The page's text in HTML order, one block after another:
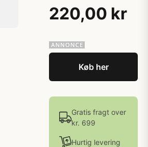
220,00 kr
Køb her
Gratis fragt over
kr. 699
Hurtig levering